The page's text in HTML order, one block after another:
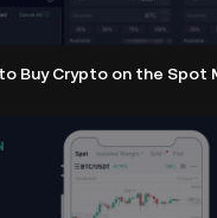
Buy Crypto on the Spot